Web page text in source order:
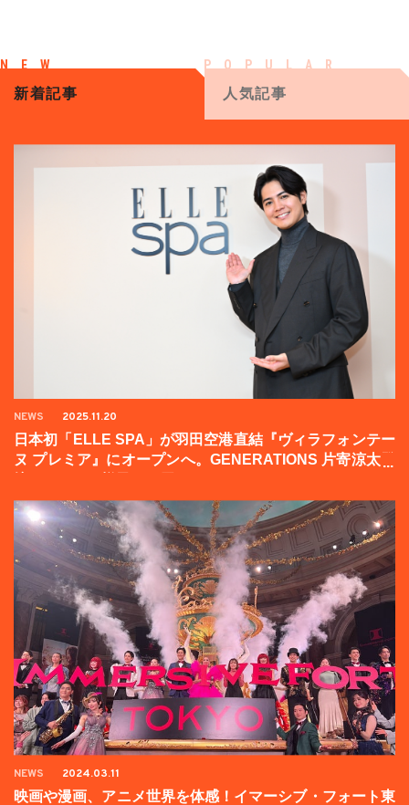
新着記事 人気記事
NEWS 2025.11.20
日本初「ELLE SPA」が羽田空港直結『ヴィラフォンテー
ヌ プレミア』にオープンへ。GENERATIONS 片寄涼太登
NEWS 2024.03.11
映画や漫画、アニメ世界を体感！イマーシブ・フォート東